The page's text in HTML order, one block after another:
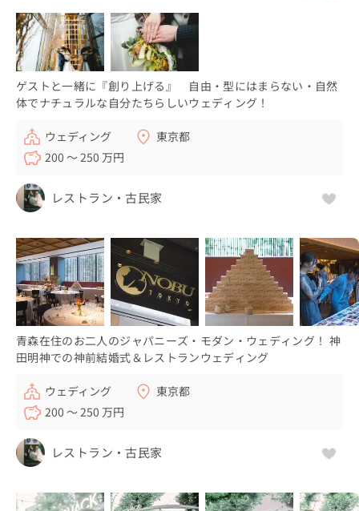
ゲストと一緒に『創り上げる』 自由・型にはまらない・自然
体でナチュラルな自分たちらしいウェディング！
ウェディング
東京都
200 〜 250 万円
レストラン・古民家
青森在住のお二人のジャパニーズ・モダン・ウェディング！ 神
田明神での神前結婚式＆レストランウェディング
ウェディング
東京都
200 〜 250 万円
レストラン・古民家